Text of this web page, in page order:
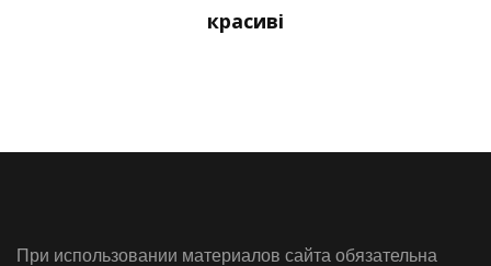
красиві
При использовании материалов сайта обязательна